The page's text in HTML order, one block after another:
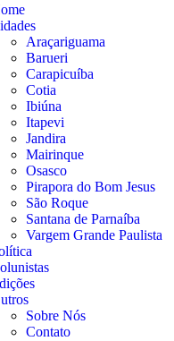
Araçariguama
Barueri
Carapicuíba
Cotia
Ibiúna
Itapevi
Jandira
Mairinque
Osasco
Pirapora do Bom Jesus
São Roque
Santana de Parnaíba
Vargem Grande Paulista
Sobre Nós
Contato